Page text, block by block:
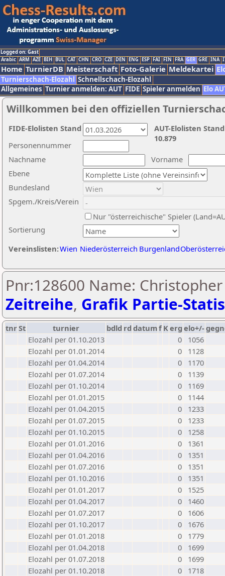
Logged on: Gast
Arabic ARM AZE BIH BUL CAT CHN CRO CZE DEN ENG ESP FAI FIN FRA GER GRE INA
Home TurnierDB Meisterschaft Foto-Galerie Meldekartei
Turnierschach-Elozahl Schnellschach-Elozahl
Allgemeines Turnier anmelden: AUT FIDE Spieler anmelden Elo
Willkommen bei den offiziellen
Nachname
Vorname
Ebene
Sortierung
Personennummer
Bundesland
Spgem./Kreis/Verein
Nur "österreichische" Spieler
Vereinslisten:Wien Niederösterreich Burgenland
AUT-Elolisten
10.879
FIDE-Elolisten Stand
Pnr:128600 Name:
Zeitreihe, Grafik Partie-
tnrSt turnier bdld rd datumf Kerg elo+/-
Elozahl per 01.10.2013
0
1056
Elozahl per 01.01.2014
0
1128
Elozahl per 01.04.2014
0
1170
Elozahl per 01.07.2014
0
1139
Elozahl per 01.10.2014
0
1169
Elozahl per 01.01.2015
0
1144
Elozahl per 01.04.2015
0
1233
Elozahl per 01.07.2015
0
1233
Elozahl per 01.10.2015
0
1258
Elozahl per 01.01.2016
0
1361
Elozahl per 01.04.2016
0
1351
Elozahl per 01.07.2016
0
1351
Elozahl per 01.10.2016
0
1351
Elozahl per 01.01.2017
0
1525
Elozahl per 01.04.2017
0
1460
Elozahl per 01.07.2017
0
1606
Elozahl per 01.10.2017
0
1676
Elozahl per 01.01.2018
0
1779
Elozahl per 01.04.2018
0
1699
Elozahl per 01.07.2018
0
1699
Elozahl per 01.10.2018
0
1718